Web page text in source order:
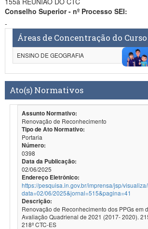
Conselho Superior - nº Processo SEI:
-
Áreas de Concentração do Curso
ENSINO DE GEOGRAFIA
Ato(s) Normativos
Assunto Normativo:
Renovação de Reconhecimento
Tipo de Ato Normativo:
Portaria
Número:
0398
Data da Publicação:
02/06/2025
Endereço Eletrônico:
https://pesquisa.in.gov.br/imprensa/jsp/
data=02/06/2025&jornal=515&pagina=41
Descrição:
Renovação de Reconhecimento dos PPGs em
Avaliação Quadrienal de 2021 (2017- 2020).
218ª CTC-ES